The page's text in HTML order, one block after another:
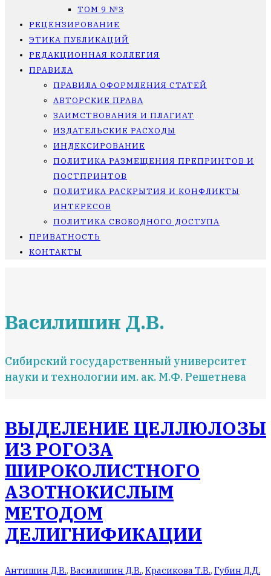
ТОМ 9 №3
РЕЦЕНЗИРОВАНИЕ
ЭТИКА ПУБЛИКАЦИЙ
РЕДАКЦИОННАЯ КОЛЛЕГИЯ
ПРАВИЛА
ПРАВИЛА ОФОРМЛЕНИЯ СТАТЕЙ
АВТОРСКИЕ ПРАВА
ЗАИМСТВОВАНИЯ И ПЛАГИАТ
ИЗДАТЕЛЬСКИЕ РАСХОДЫ
ИНДЕКСИРОВАНИЕ
ПОЛИТИКА РАЗМЕЩЕНИЯ ПРЕПРИНТОВ И
ПОСТПРИНТОВ
ПОЛИТИКА РАСКРЫТИЯ И КОНФЛИКТЫ
ИНТЕРЕСОВ
ПОЛИТИКА СВОБОДНОГО ДОСТУПА
ПРИВАТНОСТЬ
КОНТАКТЫ
Василишин Д.В.
Сибирский государственный университет
науки и технологии им. ак. М.Ф. Решетнева
ВЫДЕЛЕНИЕ ЦЕЛЛЮЛОЗЫ
ИЗ РОГОЗА
ШИРОКОЛИСТНОГО
АЗОТНОКИСЛЫМ
МЕТОДОМ
ДЕЛИГНИФИКАЦИИ
Антишин Д.В., Василишин Д.В., Красикова Т.В., Губин Д.Д.